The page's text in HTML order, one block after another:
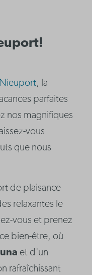
Nieuport, la
parfaites
nos magnifiques
vous
que nous
de plaisance
relaxantes le
vous et prenez
bien-être, où
et d'un
rafraîchissant